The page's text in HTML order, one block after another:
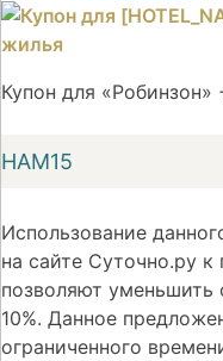
Купон для
НАМ15
Использование
на сайте Суточно.ру
позволяют уменьшить
10%. Данное
ограниченного